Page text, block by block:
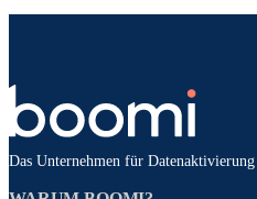
Das Unternehmen für Datenaktivierung